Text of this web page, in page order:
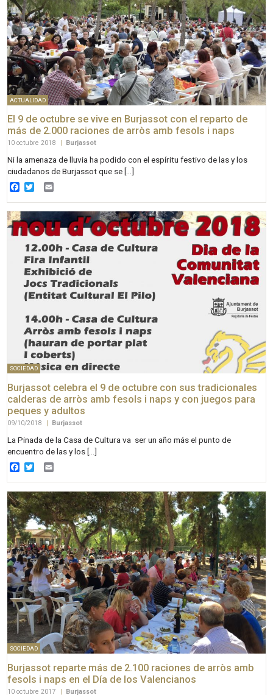
ACTUALIDAD
El 9 de octubre se vive en Burjassot con el reparto de
más de 2.000 raciones de arròs amb fesols i naps
10 octubre 2018 Burjassot
Ni la amenaza de lluvia ha podido con el espíritu festivo de las y los
ciudadanos de Burjassot que se […]
Facebook
Twitter
SOCIEDAD
Burjassot celebra el 9 de octubre con sus tradicionales
calderas de arròs amb fesols i naps y con juegos para
peques y adultos
09/10/2018 Burjassot
La Pinada de la Casa de Cultura va ser un año más el punto de
encuentro de las y los […]
Facebook
Twitter
SOCIEDAD
Burjassot reparte más de 2.100 raciones de arròs amb
fesols i naps en el Día de los Valencianos
10 octubre 2017 | Burjassot